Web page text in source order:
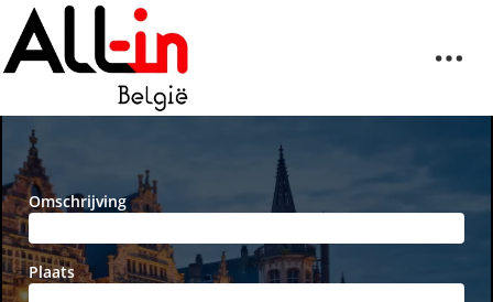
Omschrijving
Plaats